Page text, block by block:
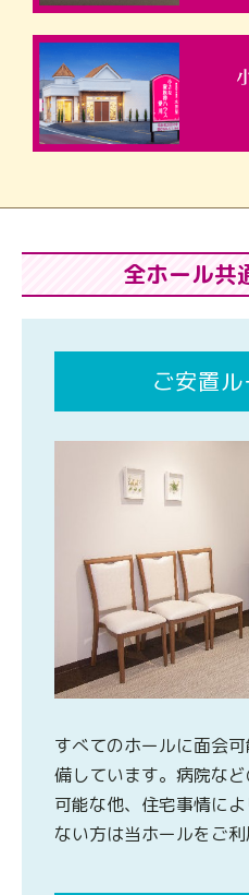
全ホール共
ご安置
すべてのホールに面会
備しています。病院な
可能な他、住宅事情に
ない方は当ホールをご利